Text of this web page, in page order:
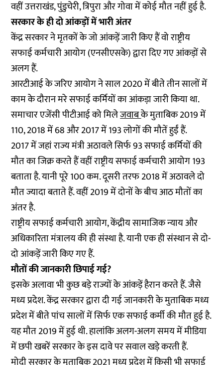
वहीं उत्तराखंड, पुंडुचेरी, त्रिपुरा और गोवा में कोई मौत नहीं हुई है.
सरकार के ही दो आंकड़ों में भारी अंतर
केंद्र सरकार ने मृतकों के जो आंकड़ें जारी किए हैं वो राष्ट्रीय
सफाई कर्मचारी आयोग (एनसीएसके) द्वारा दिए गए आंकड़ों से
अलग हैं.
आरटीआई के जरिए आयोग ने साल 2020 में बीते तीन सालों में
काम के दौरान मरे सफाई कर्मियों का आंकड़ा जारी किया था.
समाचार एजेंसी पीटीआई को मिलेजवाबके मुताबिक 2019 में
110, 2018 में 68 और 2017 में 193 लोगों की मौतें हुईं हैं.
2017 में जहां राज्य मंत्री अठावले सिर्फ 93 सफाई कर्मियों की
मौत का जिक्र करते हैं वहीं राष्ट्रीय सफाई कर्मचारी आयोग 193
बताता है. यानी पूरे 100 कम. दूसरी तरफ 2018 में अठावले दो
मौत ज्यादा बताते हैं. वहीं 2019 में दोनों के बीच आठ मौतों का
अंतर है.
राष्ट्रीय सफाई कर्मचारी आयोग, केंद्रीय सामाजिक न्याय और
अधिकारिता मंत्रालय की ही संस्था है. यानी एक ही संस्थान से दो-
दो आंकड़ें जारी किए गए हैं.
मौतों की जानकारी छिपाई गई?
इसके अलावा भी कुछ बड़े राज्यों के आंकड़ें हैरान करते हैं. जैसे
मध्य प्रदेश. केंद्र सरकार द्वारा दी गई जानकारी के मुताबिक मध्य
प्रदेश में बीते पांच सालों में सिर्फ एक सफाई कर्मी की मौत हुई है.
यह मौत 2019 में हुई थी. हालांकि अलग-अलग समय में मीडिया
में छपी खबरें सरकार के इस दावे पर सवाल खड़े करती हैं.